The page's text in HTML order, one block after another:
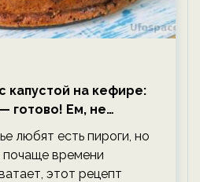
капустой на кефире:
готово! Ем, не
любят есть пироги, но
почаще времени
этот рецепт